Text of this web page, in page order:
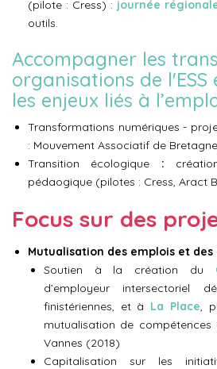
(pilote : Cress) : journée
outils.
Accompagner les
organisations de
les enjeux liés à
Transformations numériques -
: Mouvement Associatif de
Transition écologique :
pédaogique (pilotes : Cress, Aract
Focus sur des
Mutualisation des emplois et
Soutien à la création du
d’employeur intersectoriel
finistériennes, et à La Place,
mutualisation de
Vannes (2018)
Capitalisation sur les